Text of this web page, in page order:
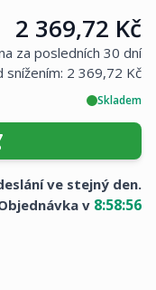
Cena:
2 369,72 Kč
za posledních 30 dní
snížením: 2 369,72 Kč
Skladem
ve stejný den.
v 8:58:56